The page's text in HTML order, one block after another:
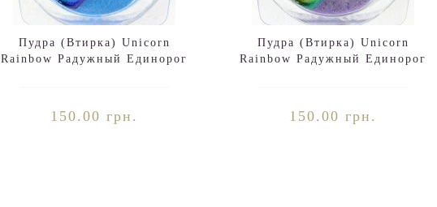
Пудра (Втирка) Unicorn
Rainbow Радужный Единорог
150.00 грн.
Пудра (Втирка) Unicorn
Rainbow Радужный Единорог
150.00 грн.